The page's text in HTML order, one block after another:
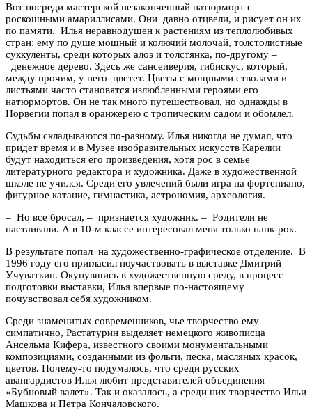
Вот посреди мастерской незаконченный натюрморт с
роскошными амариллисами. Они давно отцвели, и рисует он их
по памяти. Илья неравнодушен к растениям из теплолюбивых
стран: ему по душе мощный и колючий молочай, толстолистные
суккуленты, среди которых алоэ и толстянка, по-другому –
денежное дерево. Здесь же сансеиверия, гибискус, который,
между прочим, у него цветет. Цветы с мощными стволами и
листьями часто становятся излюбленными героями его
натюрмортов. Он не так много путешествовал, но однажды в
Норвегии попал в оранжерею с тропическим садом и обомлел.
Судьбы складываются по-разному. Илья никогда не думал, что
придет время и в Музее изобразительных искусств Карелии
будут находиться его произведения, хотя рос в семье
литературного редактора и художника. Даже в художественной
школе не учился. Среди его увлечений были игра на фортепиано,
фигурное катание, гимнастика, астрономия, археология.
– Но все бросал, – признается художник. – Родители не
настаивали. А в 10-м классе интересовал меня только панк-рок.
В результате попал на художественно-графическое отделение. В
1996 году его пригласил поучаствовать в выставке Дмитрий
Учуваткин. Окунувшись в художественную среду, в процесс
подготовки выставки, Илья впервые по-настоящему
почувствовал себя художником.
Среди знаменитых современников, чье творчество ему
симпатично, Растатурин выделяет немецкого живописца
Ансельма Кифера, известного своими монументальными
композициями, созданными из фольги, песка, масляных красок,
цветов. Почему-то подумалось, что среди русских
авангардистов Илья любит представителей объединения
«Бубновый валет». Так и оказалось, а среди них творчество Ильи
Машкова и Петра Кончаловского.